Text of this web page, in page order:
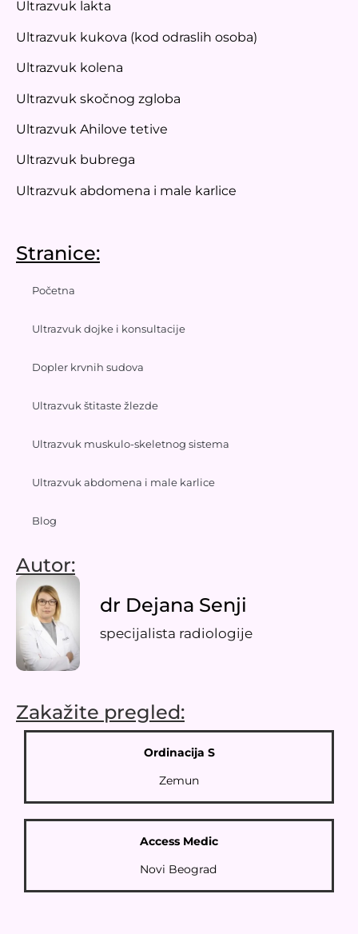
Ultrazvuk lakta
Ultrazvuk kukova (kod odraslih osoba)
Ultrazvuk kolena
Ultrazvuk skočnog zgloba
Ultrazvuk Ahilove tetive
Ultrazvuk bubrega
Ultrazvuk abdomena i male karlice
Stranice:
Početna
Ultrazvuk dojke i konsultacije
Dopler krvnih sudova
Ultrazvuk štitaste žlezde
Ultrazvuk muskulo-skeletnog sistema
Ultrazvuk abdomena i male karlice
Blog
Autor:
dr Dejana Senji
specijalista radiologije
Zakažite pregled:​
Ordinacija S
Zemun
Access Medic
Novi Beograd